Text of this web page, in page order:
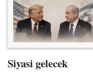
Siyasi gelecek